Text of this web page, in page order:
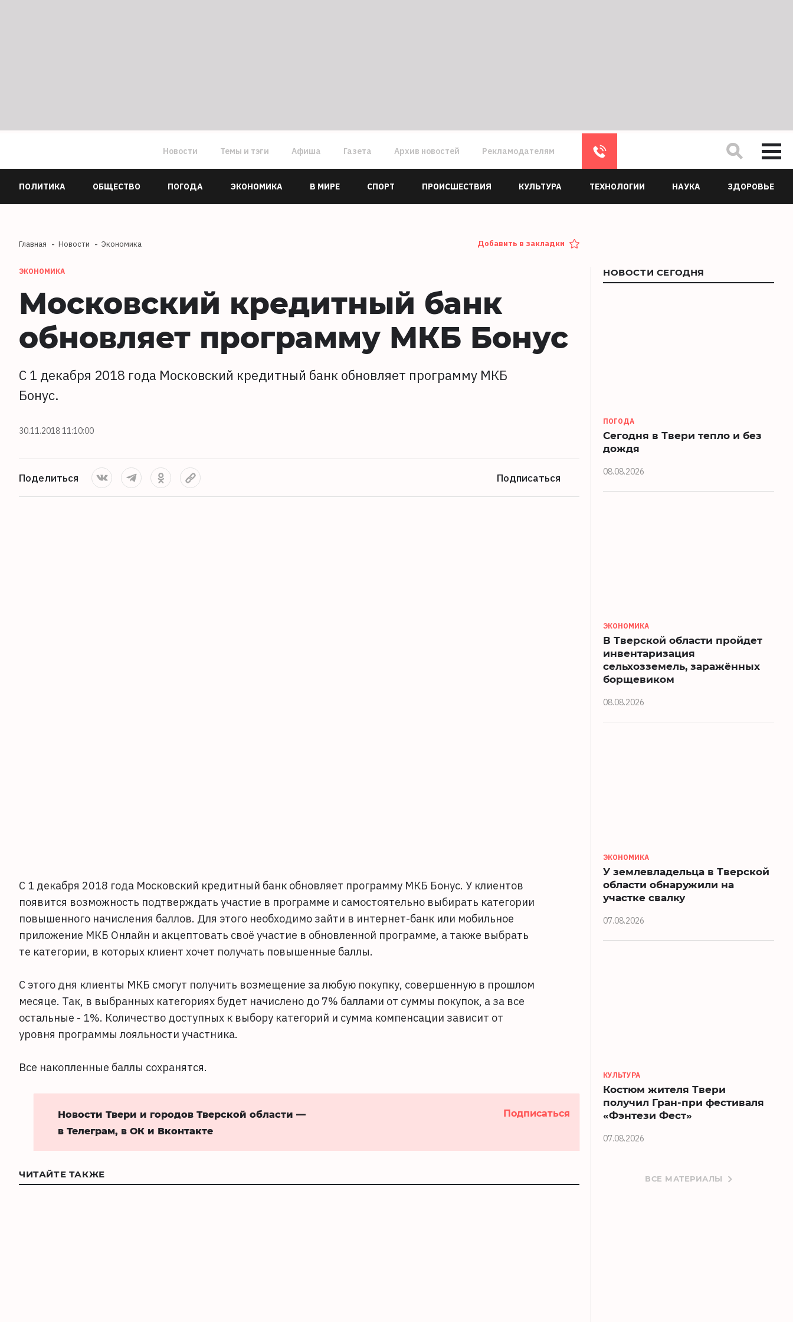
Новости Темы и тэги Афиша Газета Архив новостей Рекламодателям
ПОЛИТИКА ОБЩЕСТВО ПОГОДА ЭКОНОМИКА В МИРЕ СПОРТ ПРОИСШЕСТВИЯ КУЛЬТУРА ТЕХНОЛОГИИ НАУКА ЗДОРОВЬЕ
Главная Новости Экономика Добавить в закладки
ЭКОНОМИКА
Московский кредитный банк
обновляет программу МКБ Бонус
С 1 декабря 2018 года Московский кредитный банк обновляет программу МКБ
Бонус.
30.11.2018 11:10:00
Поделиться Подписаться
С 1 декабря 2018 года Московский кредитный банк обновляет программу МКБ Бонус. У клиентов
появится возможность подтверждать участие в программе и самостоятельно выбирать категории
повышенного начисления баллов. Для этого необходимо зайти в интернет-банк или мобильное
приложение МКБ Онлайн и акцептовать своё участие в обновленной программе, а также выбрать
те категории, в которых клиент хочет получать повышенные баллы.
С этого дня клиенты МКБ смогут получить возмещение за любую покупку, совершенную в прошлом
месяце. Так, в выбранных категориях будет начислено до 7% баллами от суммы покупок, а за все
остальные - 1%. Количество доступных к выбору категорий и сумма компенсации зависит от
уровня программы лояльности участника.
Все накопленные баллы сохранятся.
Новости Твери и городов Тверской области —
в Телеграм, в ОК и Вконтакте
Подписаться
ЧИТАЙТЕ ТАКЖЕ
НОВОСТИ СЕГОДНЯ
ПОГОДА
Сегодня в Твери тепло и без
дождя
08.08.2026
ЭКОНОМИКА
В Тверской области пройдет
инвентаризация
сельхозземель, заражённых
борщевиком
08.08.2026
ЭКОНОМИКА
У землевладельца в Тверской
области обнаружили на
участке свалку
07.08.2026
КУЛЬТУРА
Костюм жителя Твери
получил Гран-при фестиваля
«Фэнтези Фест»
07.08.2026
ВСЕ МАТЕРИАЛЫ